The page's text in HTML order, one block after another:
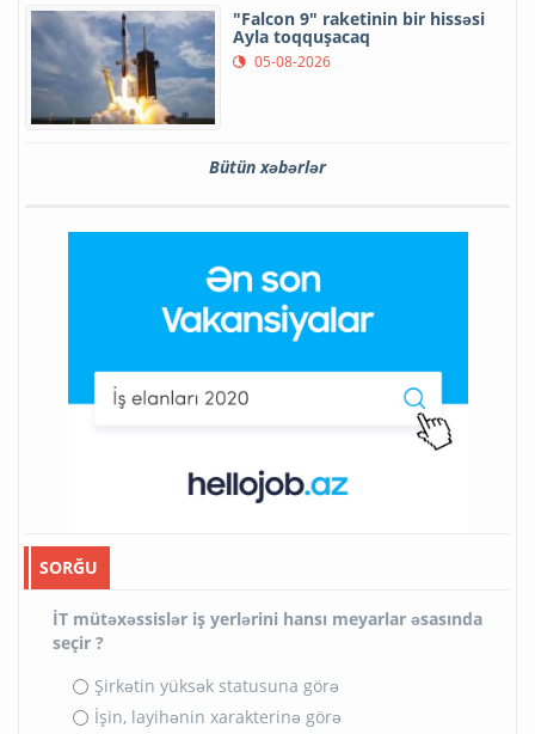
"Falcon 9" raketinin bir hissəsi
Ayla toqquşacaq
05-08-2026
Bütün xəbərlər
SORĞU
İT mütəxəssislər iş yerlərini hansı meyarlar əsasında
seçir ?
Şirkətin yüksək statusuna görə
İşin, layihənin xarakterinə görə